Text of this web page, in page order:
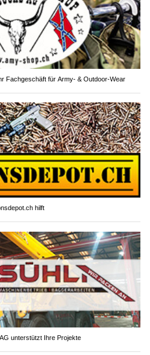
Fachgeschäft für Army- & Outdoor-Wear
hilft
unterstützt Ihre Projekte